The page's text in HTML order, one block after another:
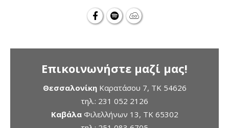
Επικοινωνήστε μαζί μας!
ΘεσσαλονίκηΚαρατάσου 7, TK 54626
τηλ.: 231 052 2126
ΚαβάλαΦιλελλήνων 13, ΤΚ 65302